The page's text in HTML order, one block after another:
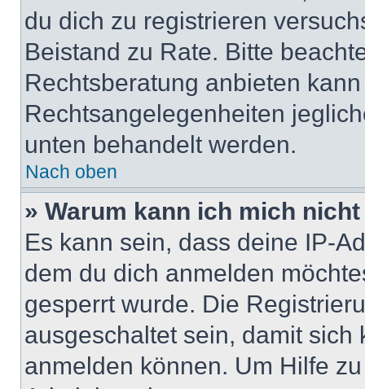
du dich zu registrieren
Beistand zu Rate. Bitte
Rechtsberatung anbieten
Rechtsangelegenheiten
unten behandelt werden.
Nach oben
» Warum kann ich mich
Es kann sein, dass deine IP-
dem du dich anmelden
gesperrt wurde. Die
ausgeschaltet sein, damit
anmelden können. Um Hilfe